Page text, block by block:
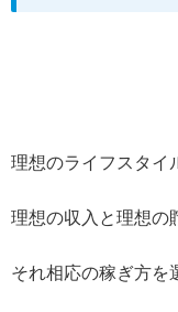
理想のライフスタイ
理想の収入と理想の
それ相応の稼ぎ方を